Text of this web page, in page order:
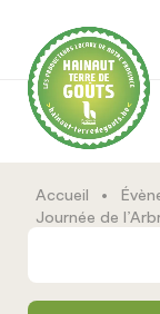
Accueil •